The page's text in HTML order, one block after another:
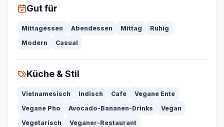
Gut für
Mittagessen Abendessen Mittag
Ruhig
Modern
Casual
Küche & Stil
Vietnamesisch Indisch Cafe
Vegane Ente
Vegane Pho
Avocado-Bananen-Drinks
Vegan
Vegetarisch
Veganer-Restaurant